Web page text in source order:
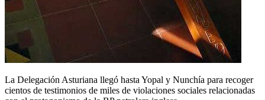
La Delegación Asturiana llegó hasta Yopal y Nunchía para recoger
cientos de testimonios de miles de violaciones sociales relacionadas